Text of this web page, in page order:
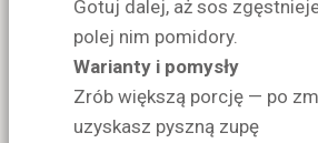
Gotuj dalej, aż sos
polej nim pomidory.
Warianty i pomysły
Zrób większą porcję — po
uzyskasz pyszną zupę